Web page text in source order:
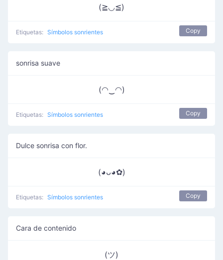
(≧◡≦)
Etiquetas: Símbolos sonrientes Copy
sonrisa suave
(◠‿◠)
Etiquetas: Símbolos sonrientes Copy
Dulce sonrisa con flor.
(◕ᴗ◕✿)
Etiquetas: Símbolos sonrientes Copy
Cara de contenido
(ツ)